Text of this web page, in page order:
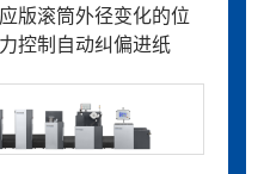
版滚筒外径变化的位
控制自动纠偏进纸